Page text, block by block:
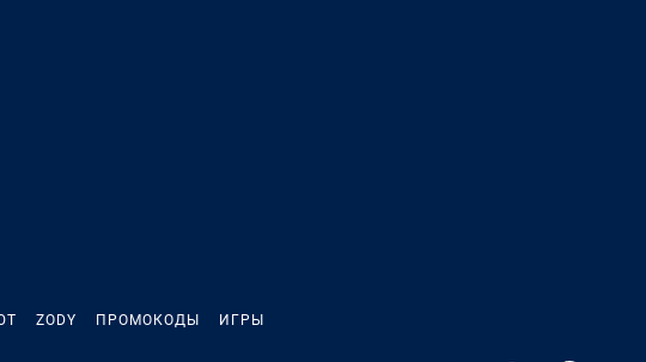
ZODY ПРОМОКОДЫ ИГРЫ